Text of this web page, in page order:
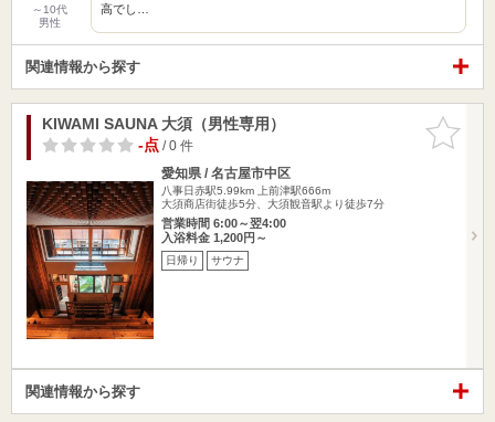
～10代
男性
高でし…
関連情報から探す
お気に入
りに追加
KIWAMI SAUNA 大須（男性専用）
-点/ 0 件
愛知県 / 名古屋市中区
八事日赤駅5.99km
上前津駅666m
大須商店街徒歩5分、大須観音駅より徒歩7分
営業時間 6:00～翌4:00
入浴料金 1,200円～
日帰り サウナ
関連情報から探す